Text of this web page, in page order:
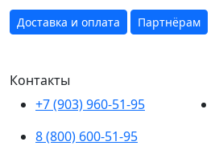
Доставка и оплата Партнёрам
Контакты
+7 (903) 960-51-95
8 (800) 600-51-95